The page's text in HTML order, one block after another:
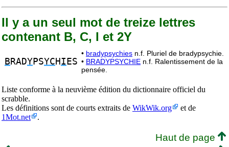
Il y a un seul mot de treize lettres
contenant B, C, I et 2Y
B RADYPSYC H I ES
• bradypsychies n.f. Pluriel de bradypsychie.
• BRADYPSYCHIE n.f. Ralentissement de la
pensée.
Liste conforme à la neuvième édition du dictionnaire officiel du
scrabble.
Les définitions sont de courts extraits de WikWik.org
et de
1Mot.net
.
Haut de page